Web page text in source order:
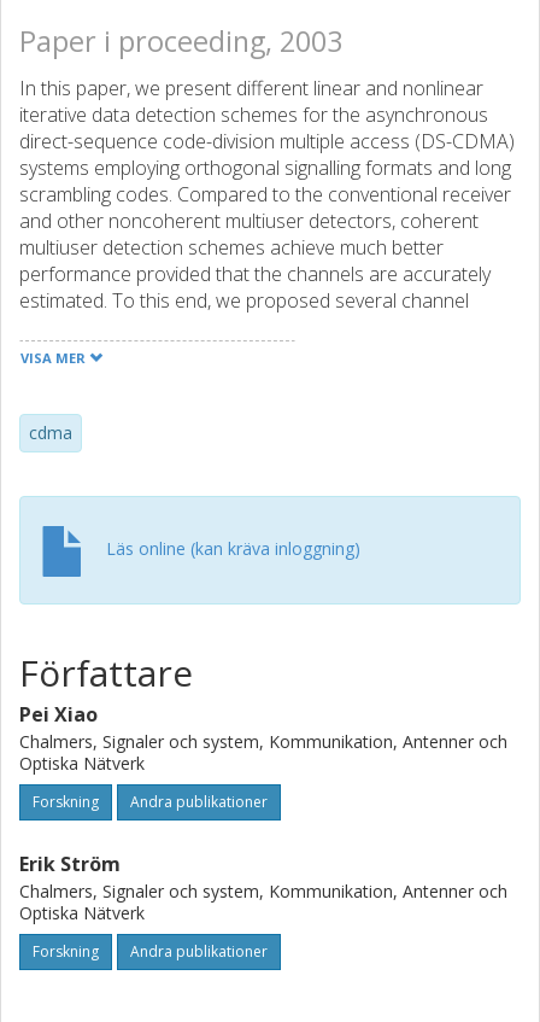
Paper i proceeding, 2003
In this paper, we present different linear and nonlinear
iterative data detection schemes for the asynchronous
direct-sequence code-division multiple access (DS-CDMA)
systems employing orthogonal signalling formats and long
scrambling codes. Compared to the conventional receiver
and other noncoherent multiuser detectors, coherent
multiuser detection schemes achieve much better
performance provided that the channels are accurately
estimated. To this end, we proposed several channel
channels. Different data detection and channel estimation
are made on how to choose multiuser detectors and
channel estimation algorithms in practical CDMA systems.
VISA MER
cdma
Läs online (kan kräva inloggning)
Författare
Pei Xiao
Chalmers, Signaler och system, Kommunikation, Antenner och
Optiska Nätverk
Forskning Andra publikationer
Erik Ström
Chalmers, Signaler och system, Kommunikation, Antenner och
Optiska Nätverk
Forskning Andra publikationer